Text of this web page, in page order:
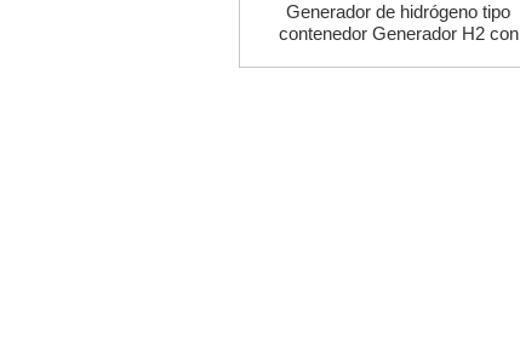
Generador de hidrógeno tipo
contenedor Generador H2 con